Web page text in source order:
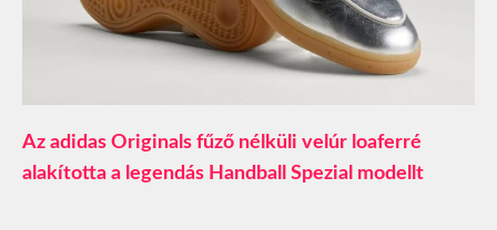
Az adidas Originals fűző nélküli velúr loaferré
alakította a legendás Handball Spezial modellt